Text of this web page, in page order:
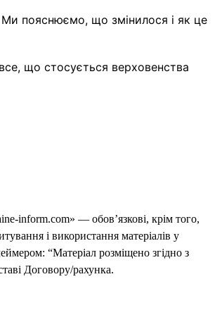
Ми пояснюємо, що змінилося і як це
що стосується верховенства
inform.com» — обов’язкові, крім того,
і використання матеріалів у
“Матеріал розміщено згідно з
Договору/рахунка.